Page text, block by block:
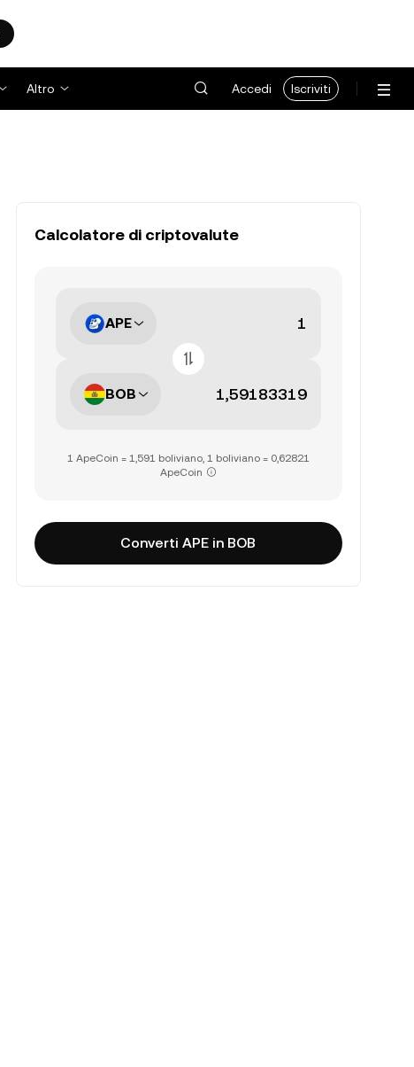
Altro Accedi Iscriviti
Calcolatore di criptovalute
APE
BOB
1 ApeCoin = 1,591 boliviano, 1 boliviano = 0,62821
ApeCoin
Converti APE in BOB